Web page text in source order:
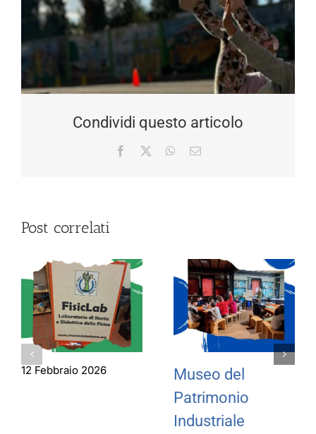
Condividi questo articolo
Facebook WhatsApp
Email
Post correlati
12 Febbraio 2026
Museo del
Patrimonio
Industriale